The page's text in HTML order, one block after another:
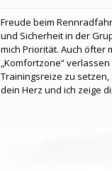
Freude beim
und Sicherheit in der
mich Priorität. Auch öfter
„Komfortzone“ verlassen
Trainingsreize zu
dein Herz und ich zeige